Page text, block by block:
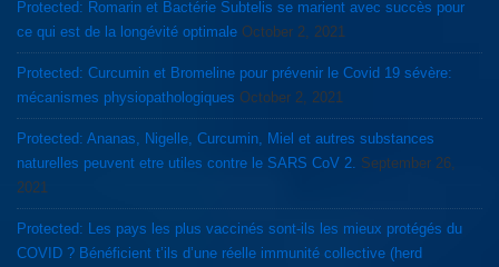
Protected: Romarin et Bactérie Subtelis se marient avec succès pour
ce qui est de la longévité optimale October 2, 2021
Protected: Curcumin et Bromeline pour prévenir le Covid 19 sévère:
mécanismes physiopathologiques October 2, 2021
Protected: Ananas, Nigelle, Curcumin, Miel et autres substances
naturelles peuvent etre utiles contre le SARS CoV 2. September 26,
2021
Protected: Les pays les plus vaccinés sont-ils les mieux protégés du
COVID ? Bénéficient t’ils d’une réelle immunité collective (herd